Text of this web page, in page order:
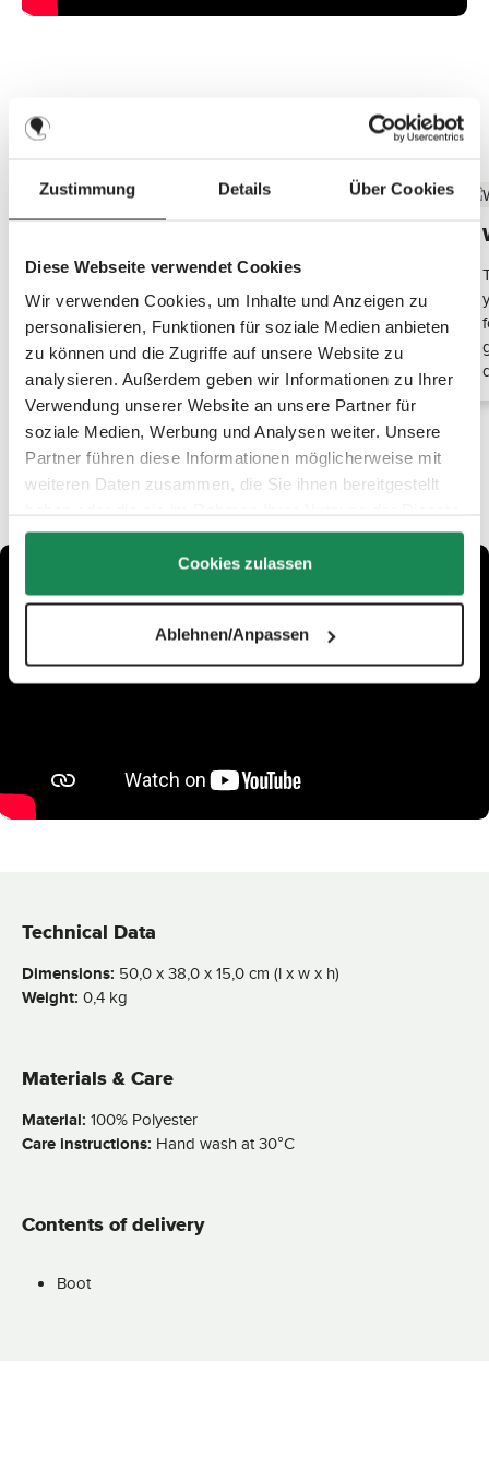
Zustimmung Details Über Cookies
Diese Webseite verwendet Cookies
Wir verwenden Cookies, um Inhalte und Anzeigen zu
personalisieren, Funktionen für soziale Medien anbieten
zu können und die Zugriffe auf unsere Website zu
analysieren. Außerdem geben wir Informationen zu Ihrer
Verwendung unserer Website an unsere Partner für
soziale Medien, Werbung und Analysen weiter. Unsere
Partner führen diese Informationen möglicherweise mit
weiteren Daten zusammen, die Sie ihnen bereitgestellt
gesammelt haben.
Cookies zulassen
Ablehnen/Anpassen
Discover the top features
Protect your child from the cold, wind and rain with
the ABC Design boot. Thanks to the water-repellent
fabric and cosy filling, your little one will always stay
warm and dry. Ideal for the transitional period in
spring and autumn.
Technical Data
Dimensions: 50,0 x 38,0 x 15,0 cm (l x w x h)
Weight: 0,4 kg
Materials & Care
Material: 100% Polyester
Care instructions: Hand wash at 30°C
Contents of delivery
Boot